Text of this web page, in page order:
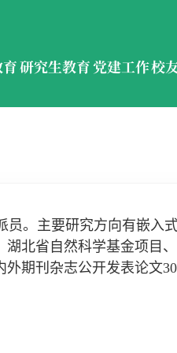
研究生教育党建工作校
。主要研究方向有嵌入
北省自然科学基金项目
期刊杂志公开发表论文